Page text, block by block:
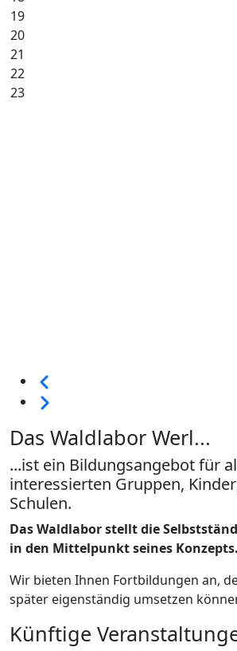
19
20
21
22
23
Seitennummerierung
Weiter
Das Waldlabor Werl...
...ist ein Bildungsangebot für
interessierten Gruppen,
Schulen.
Das Waldlabor stellt die
in den Mittelpunkt seines Konzepts.
Wir bieten Ihnen Fortbildungen an,
später eigenständig umsetzen
Künftige